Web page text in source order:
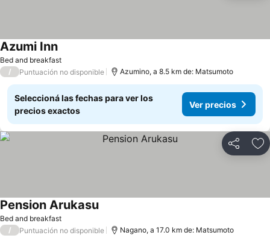
Bed and breakfast
Azumi Inn
/ Puntuación no disponible Azumino, a 8.5 km de: Matsumoto
Seleccioná las fechas para ver los
precios exactos
Ver precios
Compartir
Bed and breakfast
Pension Arukasu
/ Puntuación no disponible Nagano, a 17.0 km de: Matsumoto